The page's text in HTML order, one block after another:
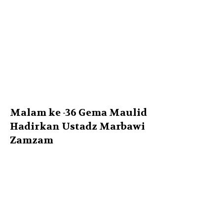
Malam ke -36 Gema Maulid
Hadirkan Ustadz Marbawi
Zamzam